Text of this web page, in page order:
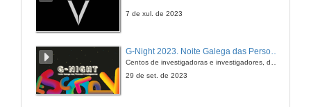
7 de xul. de 2023
G-Night 2023. Noite Galega das Persoas Investigadoras. Conciencias creativas
29 de set. de 2023